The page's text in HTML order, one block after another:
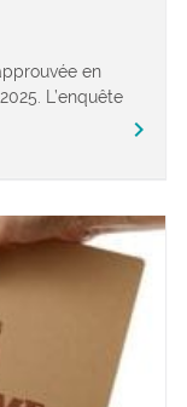
en
L’enquête
chevron_right